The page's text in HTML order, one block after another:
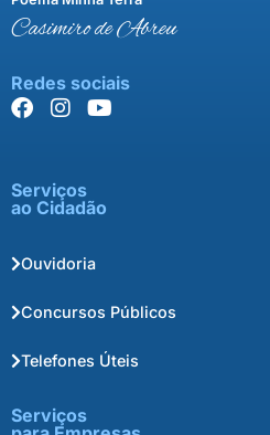
Casimiro de Abreu
Redes sociais
Serviços
ao Cidadão
Ouvidoria
Concursos Públicos
Telefones Úteis
Serviços